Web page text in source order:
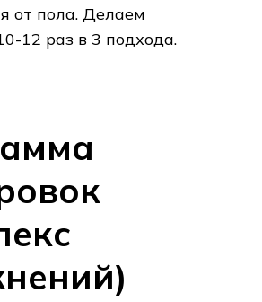
от пола. Делаем
12 раз в 3 подхода.